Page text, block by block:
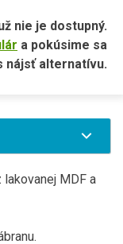
nie je dostupný.
a pokúsime sa
nájsť alternatívu.
lakovanej MDF a
.